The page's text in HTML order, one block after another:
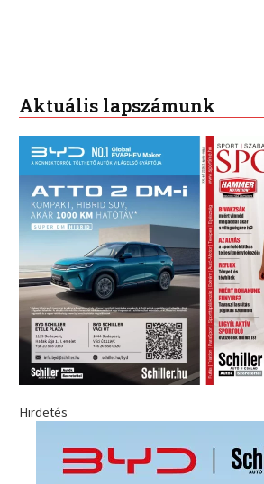
Aktuális lapszámunk
Hirdetés